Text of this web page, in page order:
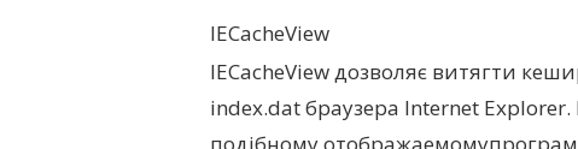
IECacheView
IECacheView дозволяє витягти
index.dat браузера Internet Explorer.